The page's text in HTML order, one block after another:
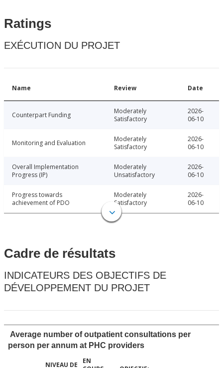
Ratings
EXÉCUTION DU PROJET
Name Review Date
Counterpart Funding
Moderately
Satisfactory
2026-
06-10
Monitoring and Evaluation
Moderately
Satisfactory
2026-
06-10
Overall Implementation
Progress (IP)
Moderately
Unsatisfactory
2026-
06-10
Progress towards
achievement of PDO
Moderately
Satisfactory
2026-
06-10
Cadre de résultats
INDICATEURS DES OBJECTIFS DE
DÉVELOPPEMENT DU PROJET
Average number of outpatient consultations per
person per annum at PHC providers